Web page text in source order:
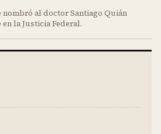
nombró al doctor Santiago Quián
la Justicia Federal.